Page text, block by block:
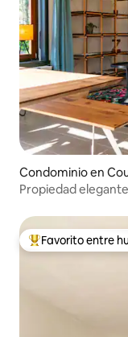
Condominio en
Propiedad
De los mejores en
Favorito entre